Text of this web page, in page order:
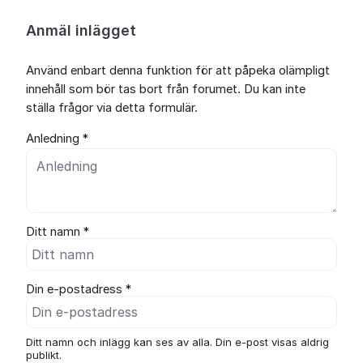
Anmäl inlägget
Använd enbart denna funktion för att påpeka olämpligt
innehåll som bör tas bort från forumet. Du kan inte
ställa frågor via detta formulär.
Anledning *
Ditt namn *
Din e-postadress *
Ditt namn och inlägg kan ses av alla. Din e-post visas aldrig
publikt.